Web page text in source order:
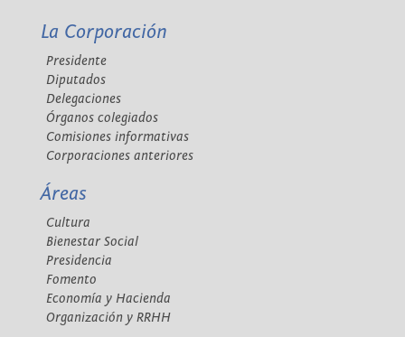
La Corporación
Presidente
Diputados
Delegaciones
Órganos colegiados
Comisiones informativas
Corporaciones anteriores
Áreas
Cultura
Bienestar Social
Presidencia
Fomento
Economía y Hacienda
Organización y RRHH